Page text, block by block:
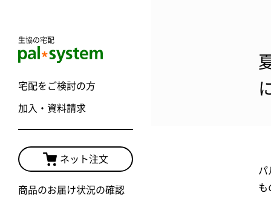
生協の宅配
宅配をご検討の方
加入・資料請求
ネット注文
商品のお届け状況の確認
パ
も